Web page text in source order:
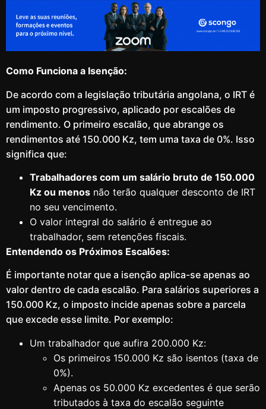
Como Funciona a Isenção:
De acordo com a legislação tributária angolana, o IRT é
um imposto progressivo, aplicado por escalões de
rendimento. O primeiro escalão, que abrange os
rendimentos até 150.000 Kz, tem uma taxa de 0%. Isso
significa que:
Trabalhadores com um salário bruto de 150.000
Kz ou menos não terão qualquer desconto de IRT
no seu vencimento.
O valor integral do salário é entregue ao
trabalhador, sem retenções fiscais.
Entendendo os Próximos Escalões:
É importante notar que a isenção aplica-se apenas ao
valor dentro de cada escalão. Para salários superiores a
150.000 Kz, o imposto incide apenas sobre a parcela
que excede esse limite. Por exemplo:
Um trabalhador que aufira 200.000 Kz:
Os primeiros 150.000 Kz são isentos (taxa de
0%).
Apenas os 50.000 Kz excedentes é que serão
tributados à taxa do escalão seguinte